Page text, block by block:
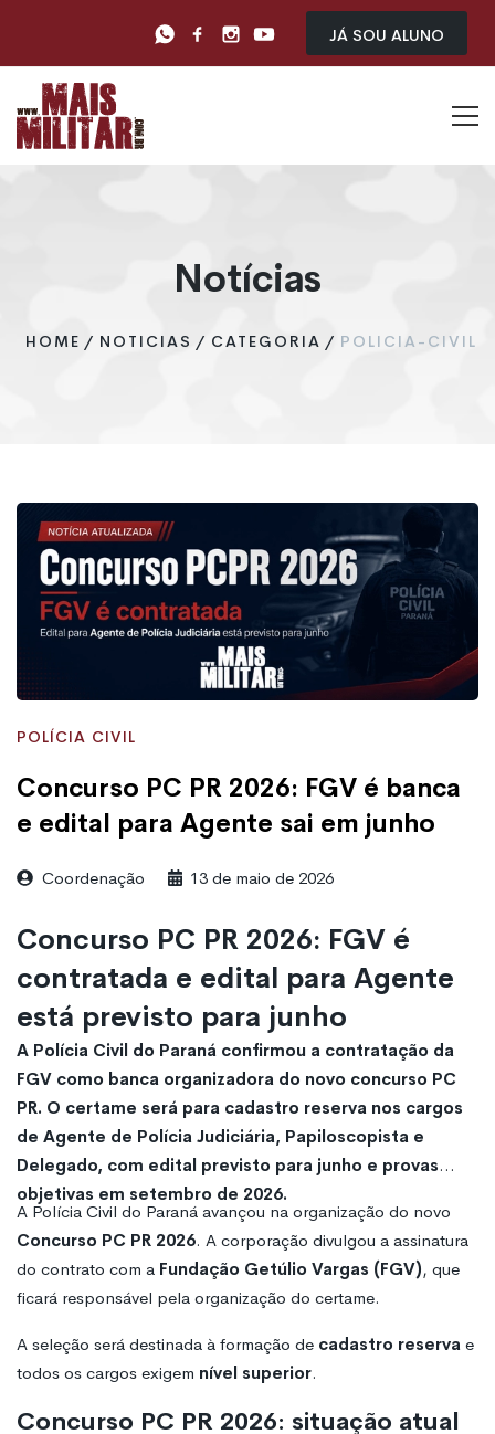
Já sou Aluno
Notícias
HOME / NOTICIAS / CATEGORIA / POLICIA-CIVIL
POLÍCIA CIVIL
Concurso PC PR 2026: FGV é banca
e edital para Agente sai em junho
Coordenação 13 de maio de 2026
Concurso PC PR 2026: FGV é
contratada e edital para Agente
está previsto para junho
A Polícia Civil do Paraná confirmou a contratação da
FGV como banca organizadora do novo concurso PC
PR. O certame será para cadastro reserva nos cargos
de Agente de Polícia Judiciária, Papiloscopista e
Delegado, com edital previsto para junho e provas
objetivas em setembro de 2026.
A Polícia Civil do Paraná avançou na organização do novo
Concurso PC PR 2026. A corporação divulgou a assinatura
do contrato com a Fundação Getúlio Vargas (FGV), que
ficará responsável pela organização do certame.
A seleção será destinada à formação de cadastro reserva e
todos os cargos exigem nível superior.
Concurso PC PR 2026: situação atual